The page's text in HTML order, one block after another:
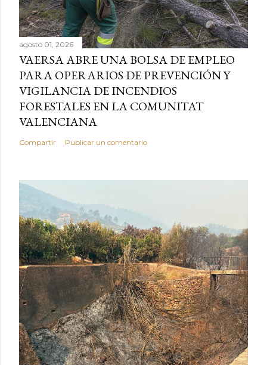
agosto 01, 2026
VAERSA ABRE UNA BOLSA DE EMPLEO
PARA OPERARIOS DE PREVENCIÓN Y
VIGILANCIA DE INCENDIOS
FORESTALES EN LA COMUNITAT
VALENCIANA
Compartir Publicar un comentario